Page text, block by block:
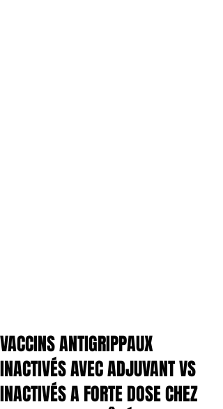
VACCINS ANTIGRIPPAUX
INACTIVÉS AVEC ADJUVANT VS
INACTIVÉS A FORTE DOSE CHEZ